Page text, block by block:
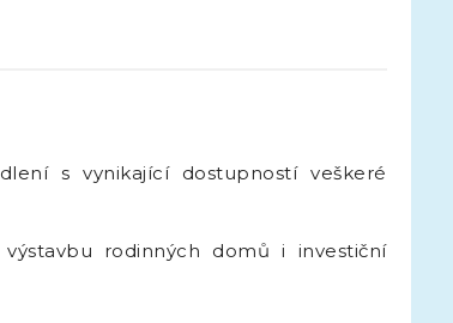
s vynikající dostupností veškeré
rodinných domů i investiční